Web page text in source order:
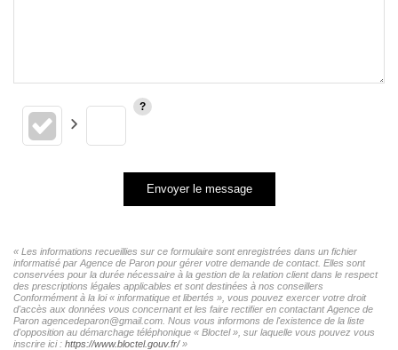
Envoyer le message
« Les informations recueillies sur ce formulaire sont enregistrées dans un fichier
informatisé par Agence de Paron pour gérer votre demande de contact. Elles sont
conservées pour la durée nécessaire à la gestion de la relation client dans le respect
des prescriptions légales applicables et sont destinées à nos conseillers
Conformément à la loi « informatique et libertés », vous pouvez exercer votre droit
d'accès aux données vous concernant et les faire rectifier en contactant Agence de
Paron agencedeparon@gmail.com. Nous vous informons de l'existence de la liste
d'opposition au démarchage téléphonique « Bloctel », sur laquelle vous pouvez vous
inscrire ici : https://www.bloctel.gouv.fr/»